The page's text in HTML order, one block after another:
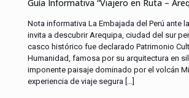
Guía Informativa “Viajero en Ruta –
Nota informativa La Embajada del Perú ante
invita a descubrir Arequipa, ciudad del sur
casco histórico fue declarado Patrimonio
Humanidad, famosa por su arquitectura en
imponente paisaje dominado por el volcán
experiencia de viaje segura […]